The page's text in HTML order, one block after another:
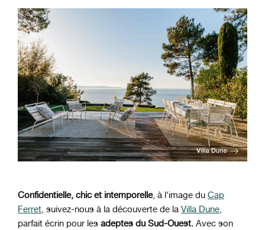
Confidentielle, chic et intemporelle, à l'image du Cap
Ferret, suivez-nous à la découverte de la Villa Dune,
parfait écrin pour les adeptes du Sud-Ouest. Avec son